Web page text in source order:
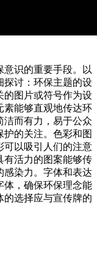
意识的重要手段。以
探讨：环保主题的设
的图片或符号作为设
素能够直观地传达环
洁而有力，易于公众
的关注。色彩和图
可以吸引人们的注意
有活力的图案能够传
感染力。字体和表达
体，确保环保理念能
的选择应与宣传牌的